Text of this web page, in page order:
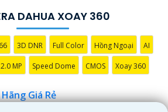
DAHUA XOAY 360
3D DNR Full Color Hồng Ngoại AI
2.0 MP Speed Dome CMOS Xoay 360
Giá Rẻ